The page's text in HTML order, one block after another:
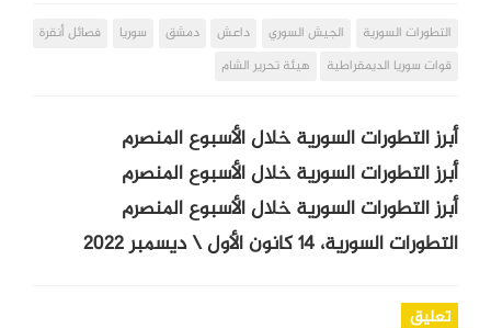
التطورات السورية الجيش السوري داعش دمشق سوريا
فصائل أنقرة
قوات سوريا الديمقراطية
هيئة تحرير الشام
أبرز التطورات السورية خلال الأسبوع المنصرم
أبرز التطورات السورية خلال الأسبوع المنصرم
أبرز التطورات السورية خلال الأسبوع المنصرم
التطورات السورية، 14 كانون الأول \ ديسمبر 2022
تعليق